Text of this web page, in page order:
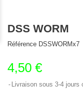
DSS WORM
Référence DSSWORMx7
4,50 €
Livraison sous 3-4 jours